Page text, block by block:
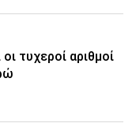
τυχεροί αριθμοί